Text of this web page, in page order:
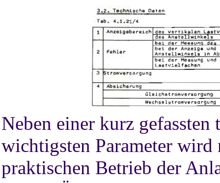
Neben einer kurz
wichtigsten Parameter
praktischen Betrieb der